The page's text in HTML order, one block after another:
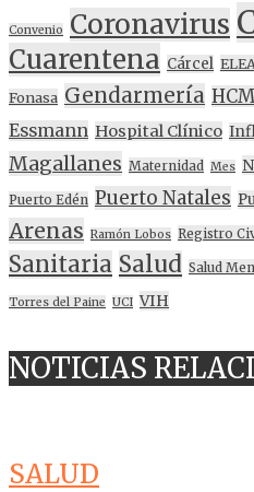
Convenio Coronavirus
Cuarentena Cárcel
Fonasa Gendarmería HCM
Essmann Hospital Clínico
Magallanes Maternidad Mes
Puerto Edén Puerto Natales
Arenas Ramón Lobos Registro
Sanitaria Salud Salud
Torres del Paine UCI VIH
NOTICIAS
SALUD